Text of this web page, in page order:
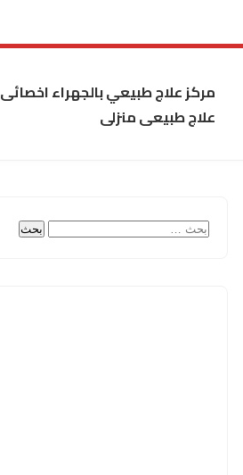
مركز علاج طبيعي بالجهراء اخصائى
علاج طبيعى منزلى
البحث